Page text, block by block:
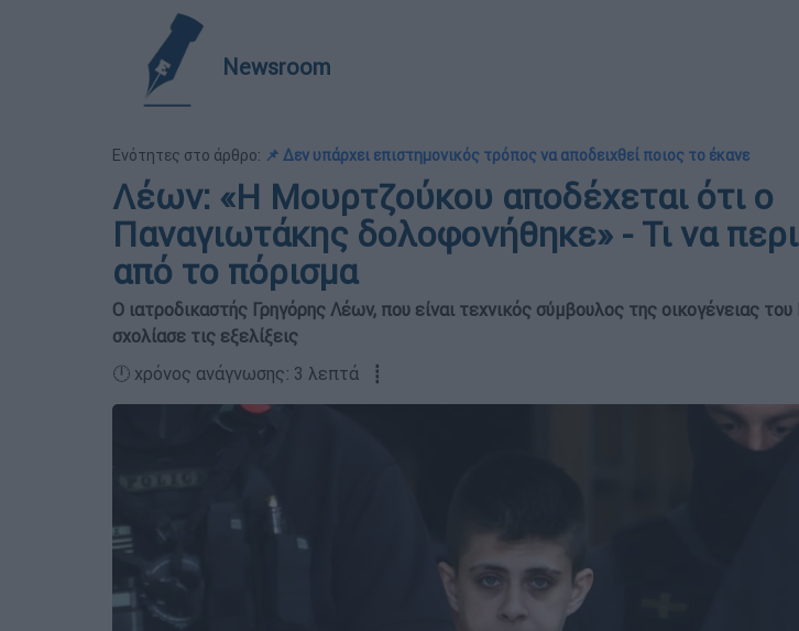
Newsroom
Ενότητες στο άρθρο: 📌 Δεν υπάρχει επιστημονικός τρόπος να αποδειχθεί ποιος το έκανε
Λέων: «Η Μουρτζούκου αποδέχεται ότι ο
Παναγιωτάκης δολοφονήθηκε» - Τι να
από το πόρισμα
Ο ιατροδικαστής Γρηγόρης Λέων, που είναι τεχνικός σύμβουλος της οικογένειας
σχολίασε τις εξελίξεις
🕛 χρόνος ανάγνωσης: 3 λεπτά ┋